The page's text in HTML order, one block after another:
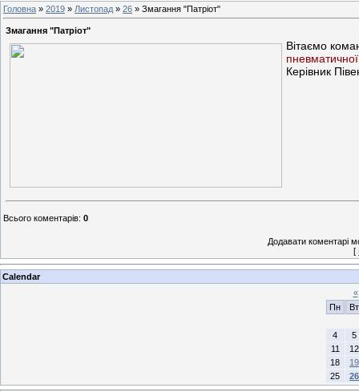
Головна » 2019 » Листопад » 26 » Змагання "Патріот"
Змагання "Патріот"
Вітаємо
пневматичної
Керівник
Всього коментарів: 0
Додавати коментарі
[
Calendar
«
Пн
Вт
4
5
11
12
18
19
25
26